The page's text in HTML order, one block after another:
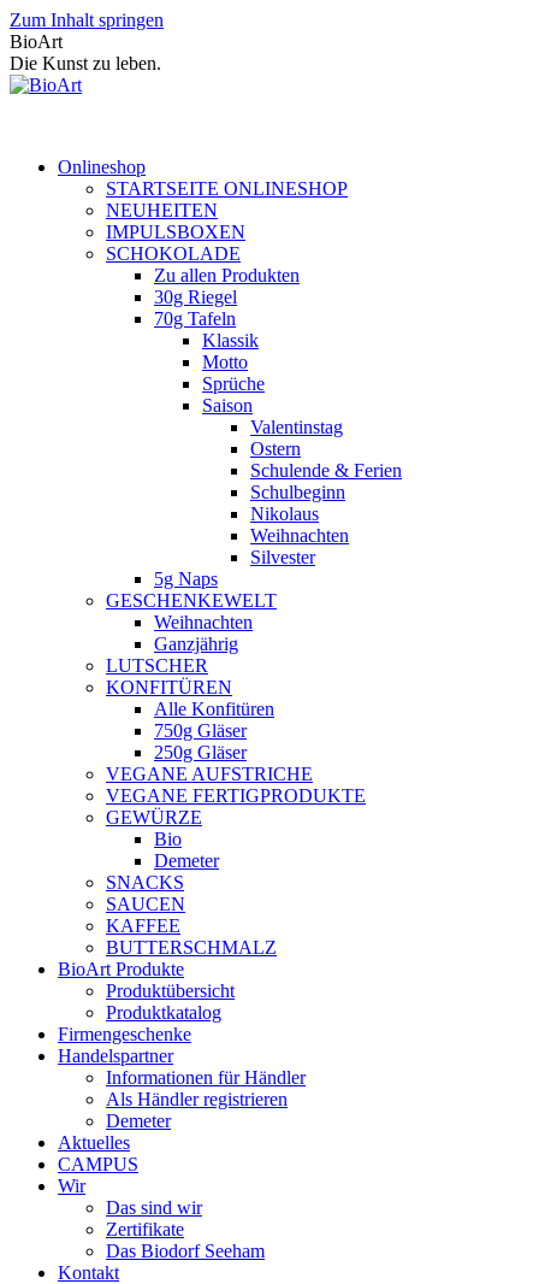
Zum Inhalt springen
BioArt
Die Kunst zu leben.
Onlineshop
STARTSEITE ONLINESHOP
NEUHEITEN
IMPULSBOXEN
SCHOKOLADE
Zu allen Produkten
30g Riegel
70g Tafeln
Klassik
Motto
Sprüche
Saison
Valentinstag
Ostern
Schulende & Ferien
Schulbeginn
Nikolaus
Weihnachten
Silvester
5g Naps
GESCHENKEWELT
Weihnachten
Ganzjährig
LUTSCHER
KONFITÜREN
Alle Konfitüren
750g Gläser
250g Gläser
VEGANE AUFSTRICHE
VEGANE FERTIGPRODUKTE
GEWÜRZE
Bio
Demeter
SNACKS
SAUCEN
KAFFEE
BUTTERSCHMALZ
BioArt Produkte
Produktübersicht
Produktkatalog
Firmengeschenke
Handelspartner
Informationen für Händler
Als Händler registrieren
Demeter
Aktuelles
CAMPUS
Wir
Das sind wir
Zertifikate
Das Biodorf Seeham
Kontakt